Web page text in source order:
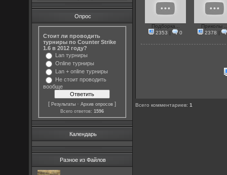
Опрос
Стоит ли проводить
турниры по Counter Strike
1.6 в 2012 году?
Lan турниры
Online турниры
Lan + online турниры
Не стоит проводить
вообще
[Результаты ·Архив опросов ]
Всего ответов:1596
Календарь
Разное из Файлов
Подборка...
2353 | 0
Приколы
2378 |
Всего комментариев:1